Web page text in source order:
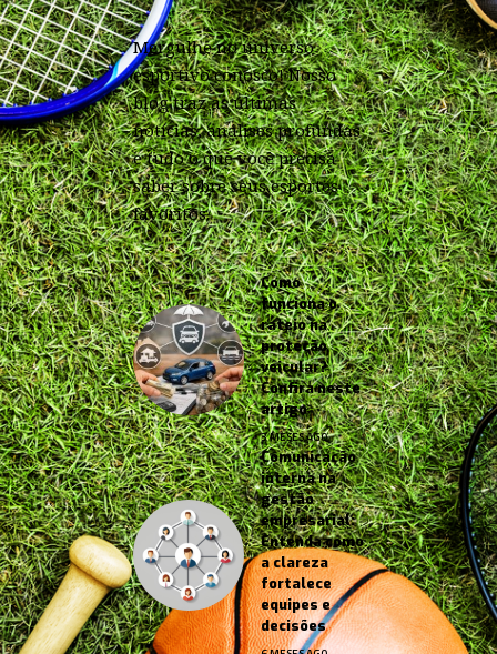
Mergulhe no universo
esportivo conosco! Nosso
blog traz as últimas
notícias, análises profundas
e tudo o que você precisa
saber sobre seus esportes
favoritos.
Como
funciona o
rateio na
proteção
veicular?
Confira neste
artigo
3 MESES AGO
Comunicação
interna na
gestão
empresarial:
Entenda como
a clareza
fortalece
equipes e
decisões